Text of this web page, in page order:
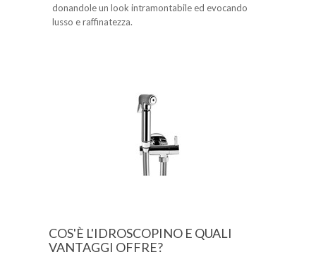
donandole un look intramontabile ed evocando
lusso e raffinatezza.
COS'È L'IDROSCOPINO E QUALI
VANTAGGI OFFRE?